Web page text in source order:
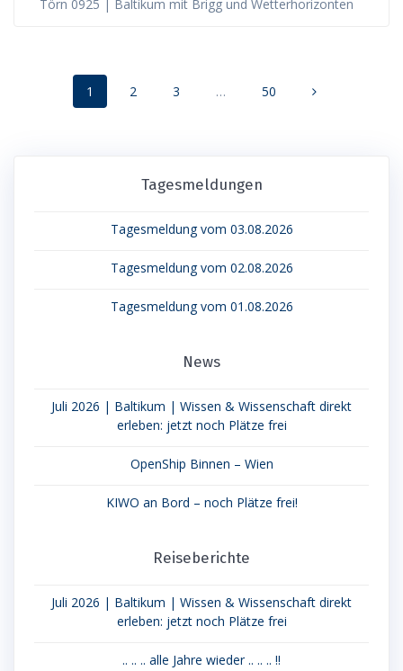
Törn 0925 | Baltikum mit Brigg und Wetterhorizonten
Posts
navigation
Page
1 Page
2 Page
3 … Page
50
Tagesmeldungen
Tagesmeldung vom 03.08.2026
Tagesmeldung vom 02.08.2026
Tagesmeldung vom 01.08.2026
News
Juli 2026 | Baltikum | Wissen & Wissenschaft direkt
erleben: jetzt noch Plätze frei
OpenShip Binnen – Wien
KIWO an Bord – noch Plätze frei!
Reiseberichte
Juli 2026 | Baltikum | Wissen & Wissenschaft direkt
erleben: jetzt noch Plätze frei
.. .. .. alle Jahre wieder .. .. .. !!